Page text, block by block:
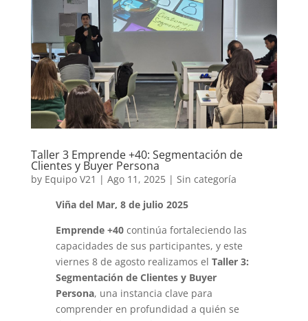
Taller 3 Emprende +40: Segmentación de
Clientes y Buyer Persona
by Equipo V21 | Ago 11, 2025| Sin categoría
Viña del Mar, 8 de julio 2025
Emprende +40continúa fortaleciendo las
capacidades de sus participantes, y este
viernes 8 de agosto realizamos el Taller 3:
Segmentación de Clientes y Buyer
Persona, una instancia clave para
comprender en profundidad a quién se